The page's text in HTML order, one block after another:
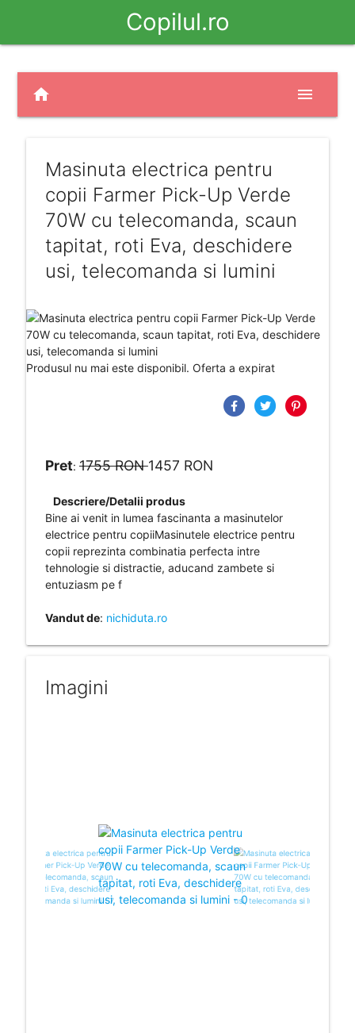
Copilul.ro
home menu
Masinuta electrica pentru
copii Farmer Pick-Up Verde
70W cu telecomanda, scaun
tapitat, roti Eva, deschidere
usi, telecomanda si lumini
Produsul nu mai este disponibil. Oferta a expirat
Pret: 1755 RON1457 RON
Descriere/Detalii produs
Bine ai venit in lumea fascinanta a masinutelor
electrice pentru copiiMasinutele electrice pentru
copii reprezinta combinatia perfecta intre
tehnologie si distractie, aducand zambete si
entuziasm pe f
Vandut de: nichiduta.ro
Imagini